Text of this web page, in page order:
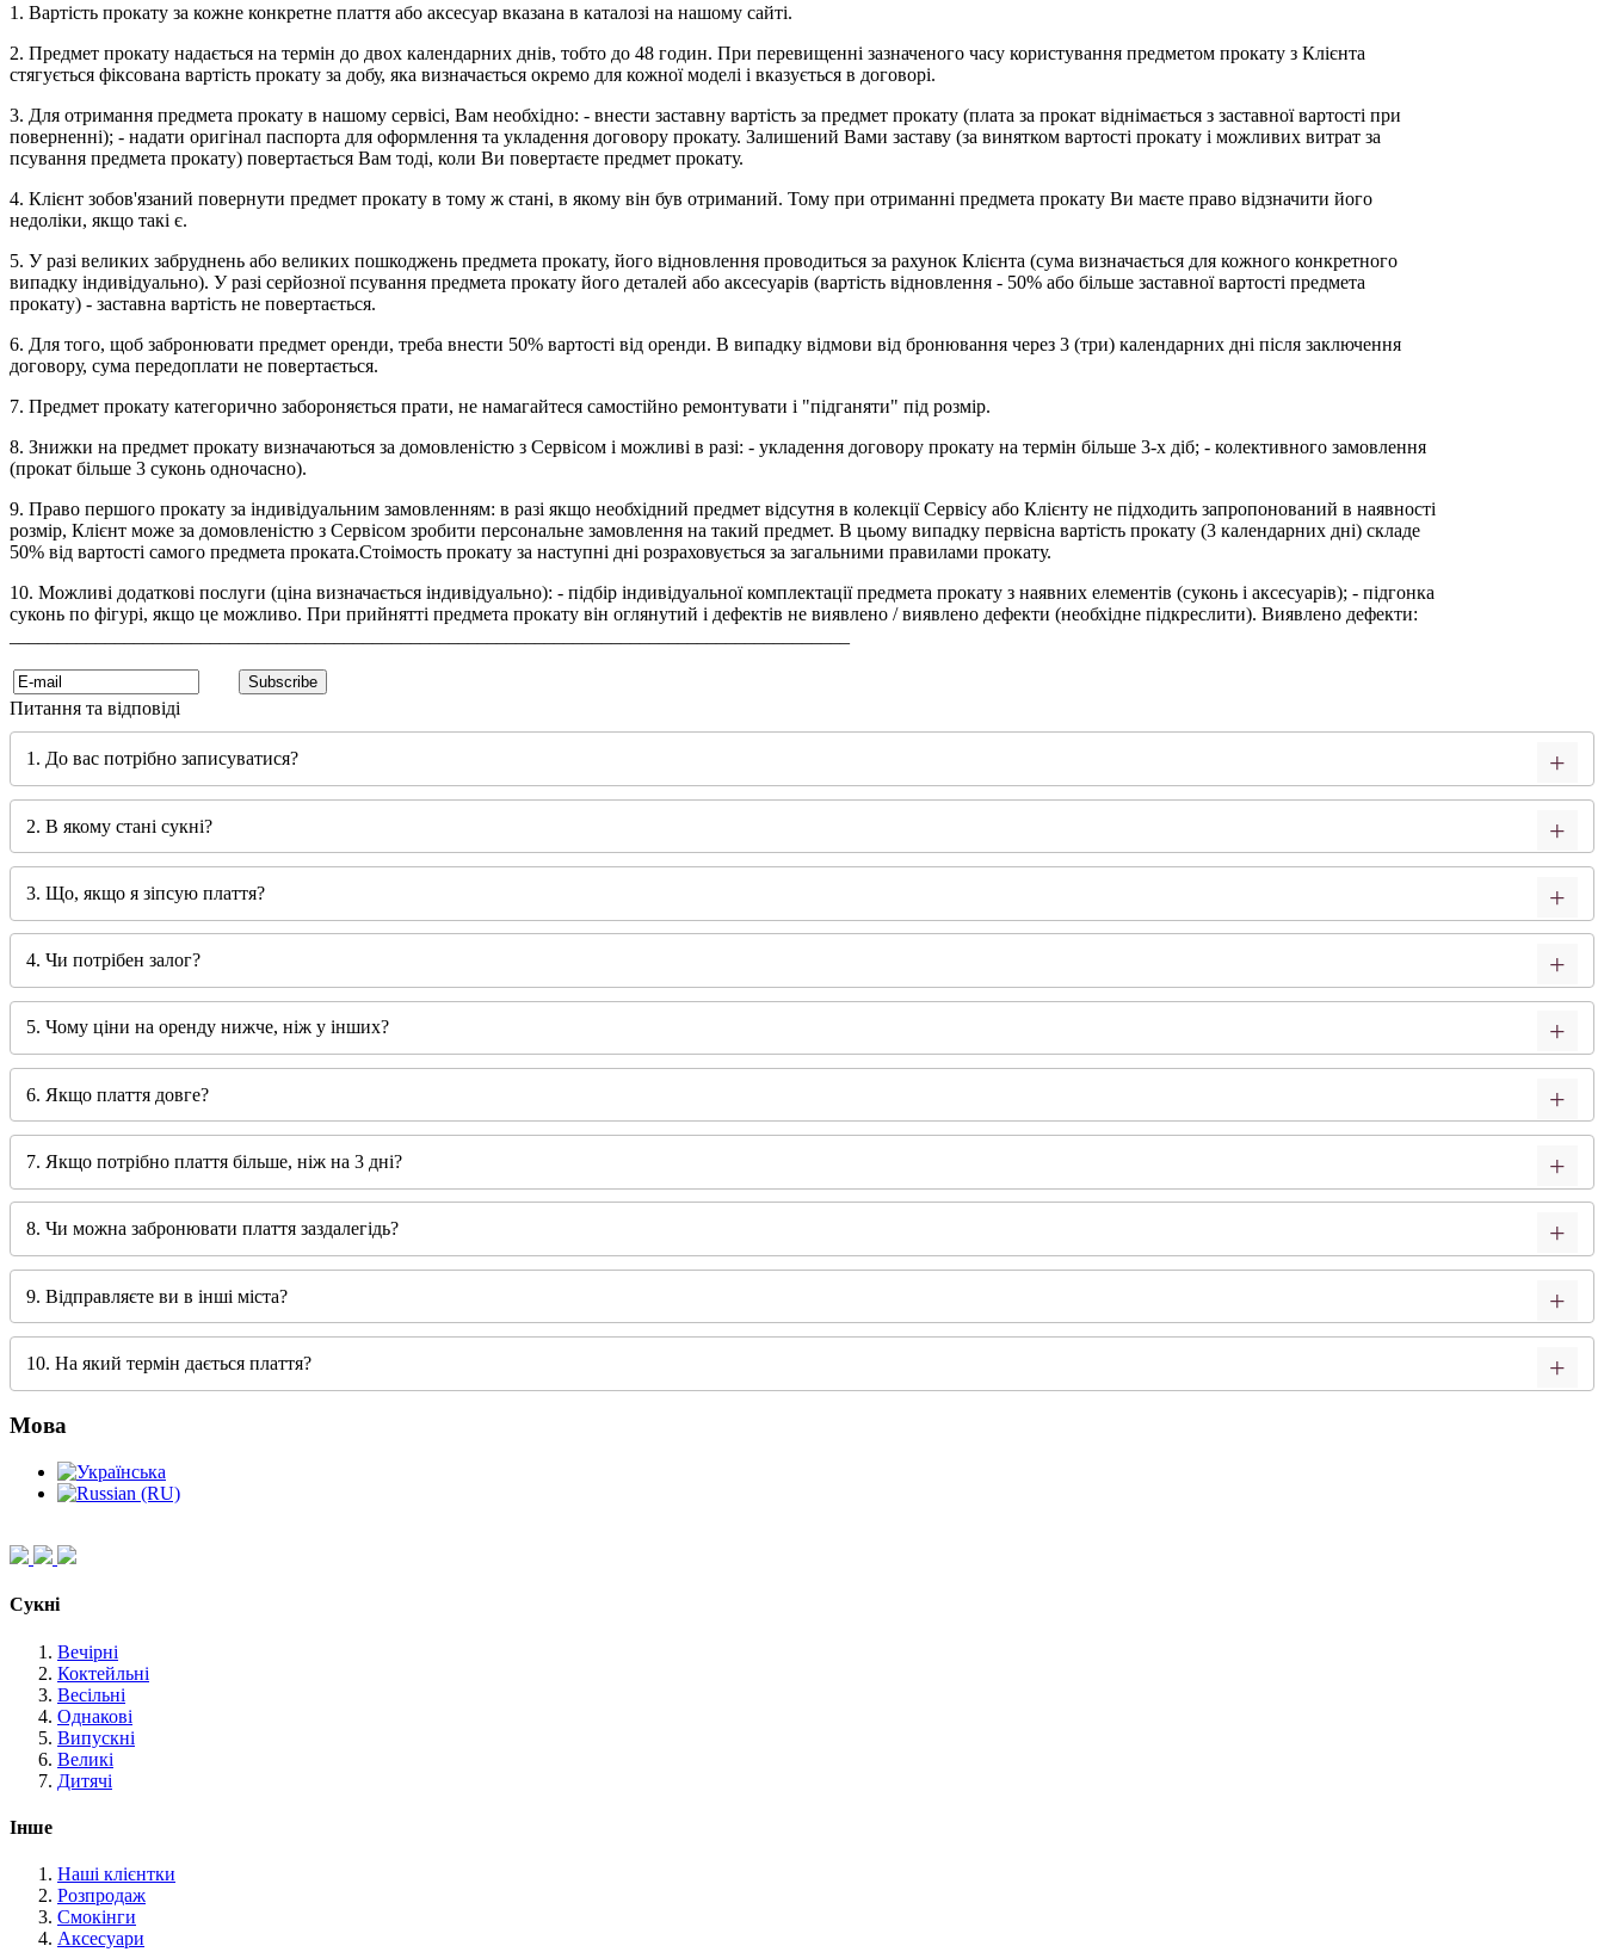
1. Вартість прокату за кожне конкретне плаття або аксесуар вказана в каталозі на нашому сайті.
2. Предмет прокату надається на термін до двох календарних днів, тобто до 48 годин. При перевищенні зазначеного часу користування предметом прокату з Клієнта
стягується фіксована вартість прокату за добу, яка визначається окремо для кожної моделі і вказується в договорі.
3. Для отримання предмета прокату в нашому сервісі, Вам необхідно: - внести заставну вартість за предмет прокату (плата за прокат віднімається з заставної вартості при
поверненні); - надати оригінал паспорта для оформлення та укладення договору прокату. Залишений Вами заставу (за винятком вартості прокату і можливих витрат за
псування предмета прокату) повертається Вам тоді, коли Ви повертаєте предмет прокату.
4. Клієнт зобов'язаний повернути предмет прокату в тому ж стані, в якому він був отриманий. Тому при отриманні предмета прокату Ви маєте право відзначити його
недоліки, якщо такі є.
5. У разі великих забруднень або великих пошкоджень предмета прокату, його відновлення проводиться за рахунок Клієнта (сума визначається для кожного конкретного
випадку індивідуально). У разі серйозної псування предмета прокату його деталей або аксесуарів (вартість відновлення - 50% або більше заставної вартості предмета
прокату) - заставна вартість не повертається.
6. Для того, щоб забронювати предмет оренди, треба внести 50% вартості від оренди. В випадку відмови від бронювання через 3 (три) календарних дні після заключення
договору, сума передоплати не повертається.
7. Предмет прокату категорично забороняється прати, не намагайтеся самостійно ремонтувати і "підганяти" під розмір.
8. Знижки на предмет прокату визначаються за домовленістю з Сервісом і можливі в разі: - укладення договору прокату на термін більше 3-х діб; - колективного замовлення
(прокат більше 3 суконь одночасно).
9. Право першого прокату за індивідуальним замовленням: в разі якщо необхідний предмет відсутня в колекції Сервісу або Клієнту не підходить запропонований в наявності
розмір, Клієнт може за домовленістю з Сервісом зробити персональне замовлення на такий предмет. В цьому випадку первісна вартість прокату (3 календарних дні) складе
50% від вартості самого предмета проката.Стоімость прокату за наступні дні розраховується за загальними правилами прокату.
10. Можливі додаткові послуги (ціна визначається індивідуально): - підбір індивідуальної комплектації предмета прокату з наявних елементів (суконь і аксесуарів); - підгонка
суконь по фігурі, якщо це можливо. При прийнятті предмета прокату він оглянутий і дефектів не виявлено / виявлено дефекти (необхідне підкреслити). Виявлено дефекти:
Питання та відповіді
1. До вас потрібно записуватися?
2. В якому стані сукні?
3. Що, якщо я зіпсую плаття?
4. Чи потрібен залог?
5. Чому ціни на оренду нижче, ніж у інших?
6. Якщо плаття довге?
7. Якщо потрібно плаття більше, ніж на 3 дні?
8. Чи можна забронювати плаття заздалегідь?
9. Відправляєте ви в інші міста?
10. На який термін дається плаття?
Мова
Сукні
Вечірні
Коктейльні
Весільні
Однакові
Випускні
Великі
Дитячі
Інше
Наші клієнтки
Розпродаж
Смокінги
Аксесуари